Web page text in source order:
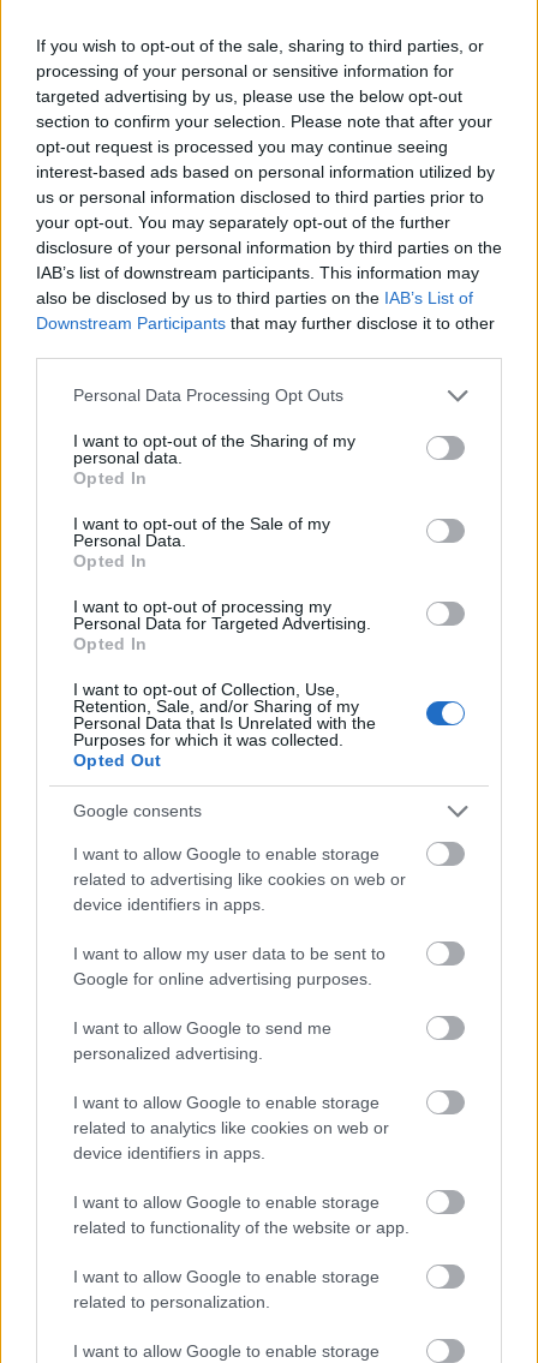
If you wish to opt-out of the sale, sharing to third parties, or
processing of your personal or sensitive information for
targeted advertising by us, please use the below opt-out
section to confirm your selection. Please note that after your
opt-out request is processed you may continue seeing
interest-based ads based on personal information utilized by
us or personal information disclosed to third parties prior to
your opt-out. You may separately opt-out of the further
disclosure of your personal information by third parties on the
IAB’s list of downstream participants. This information may
also be disclosed by us to third parties on the IAB’s List of
Downstream Participants that may further disclose it to other
Please note that this website/app uses one or more Google
not limited to your visit or usage behaviour. You may click to
grant or deny consent to Google and its third-party tags to
use your data for below specified purposes in below Google
consent section.
Personal Data Processing Opt Outs
I want to opt-out of the Sharing of my
personal data.
Opted In
I want to opt-out of the Sale of my
Personal Data.
Opted In
I want to opt-out of processing my
Personal Data for Targeted Advertising.
Opted In
I want to opt-out of Collection, Use,
Retention, Sale, and/or Sharing of my
Personal Data that Is Unrelated with the
Purposes for which it was collected.
Opted Out
Google consents
I want to allow Google to enable storage
related to advertising like cookies on web or
device identifiers in apps.
I want to allow my user data to be sent to
Google for online advertising purposes.
I want to allow Google to send me
personalized advertising.
I want to allow Google to enable storage
related to analytics like cookies on web or
device identifiers in apps.
I want to allow Google to enable storage
related to functionality of the website or app.
I want to allow Google to enable storage
related to personalization.
I want to allow Google to enable storage
Legígéretesebb fiatal színészszámára alapított
Teplánszky Kati díjat VERESS ALBERTa fesztiválon
látott teljesítményei alapján kapja.
Kisvárda város közönségdíjátaz Újvidéki Színház
kapja aPogánytánccímű előadás bemutatásáért.
Dr. Oláh Albert Kisvárda város polgármesterének díját
kapja BARABÁSOLGAaMarosvásárhelyi
Színművészeti Akadémia
Valahol Szecsuánban
című előadása újszemléletű szövegkönyvének
Dr. Nagy Szilárd, Kisvárda város alpolgármesterének
Magyar Nemzeti Színháztagja kapja a
Három
nővérbennyújtott átütő erejü és árnyalt Szoljoníj -
Kisvárdai Várszínház és Művészetek Háza díját
Marosvásárhelyi Színművészeti Akadémiai
MűhelyValahol Szecsuánbankettős szerepének
megformálásáért.
Kisvárdai Várszínház és Művészetek Háza díját
TOMPA KLÁRAaMarosvásárhelyi Nemzeti
Színház Tompa Miklós Társulata
Cseresznyéskert Ranyevszkajaés a
Marosvásárhelyi Színművészeti Akadémiai
Műhely Valahol Szecsuánban
Sén asszony
szerepében nyújtott alakításáért.
Kisvárdai Várszínház és Művészetek Háza díját
FARAGÓ EDITazÚjvidéki Magyar Színház
Pogánytánccímű előadásánakMaggie
Kisvárdai Várszínház és Művészetek Háza díját
Pogánytánccímű előadásánakChris
szerepében
nyújtott alakításáért nyerte el.
BAKOS ÁRPÁDkapja, aszabadkai Népszínház
Magyar Társulatának Szulamitcímű előadásához
Kisvárdai Várszínház és Művészetek Háza díját